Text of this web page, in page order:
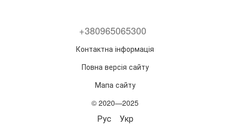
+380965065300
Контактна інформація
Повна версія сайту
Мапа сайту
© 2020—2025
Рус Укр